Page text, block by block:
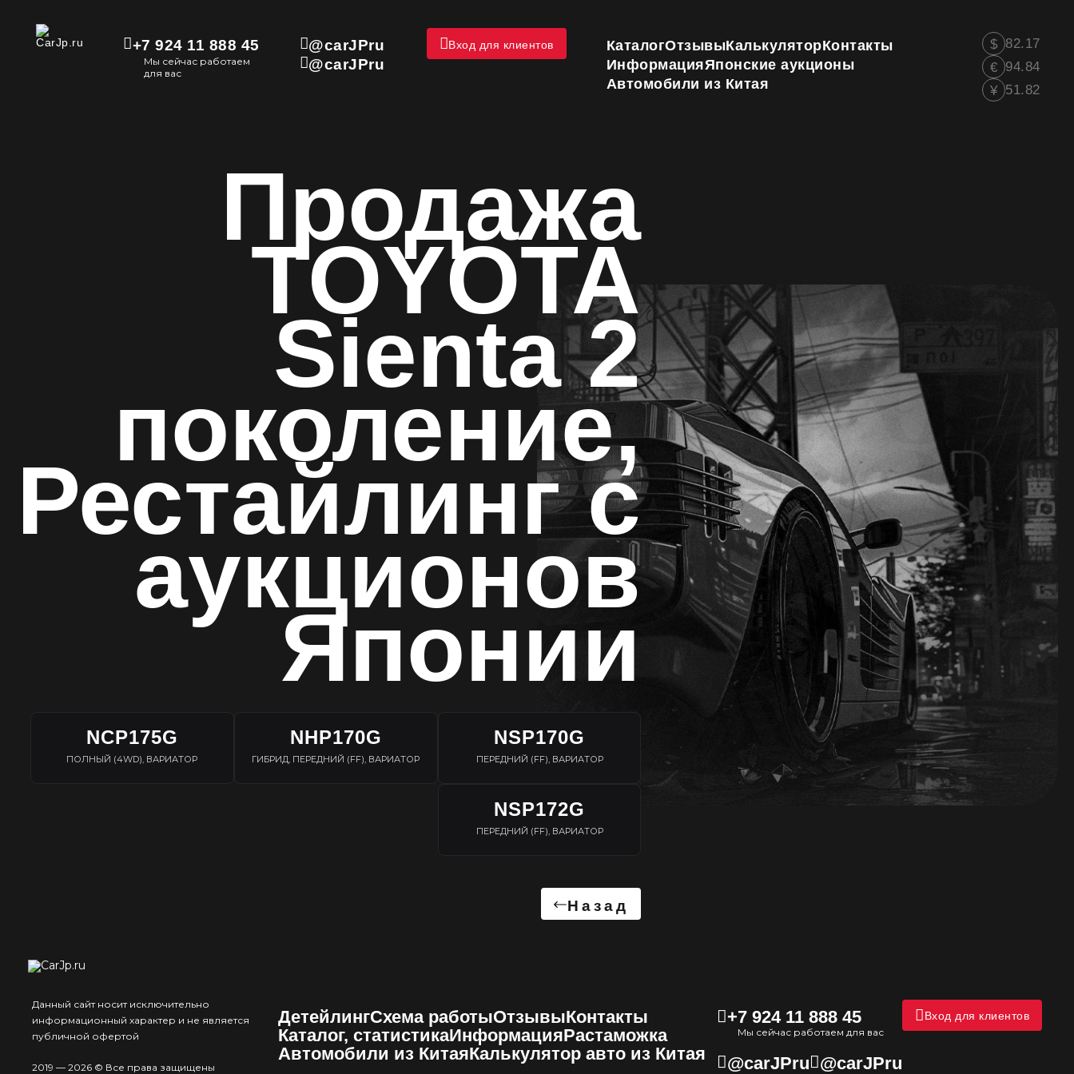
+7 924 11 888 45
Мы сейчас работаем
для вас
@carJPru
@carJPru
Вход для клиентов КаталогОтзывыКалькуляторКонтакты
ИнформацияЯпонские аукционы
Автомобили из Китая
$ 82.17
€ 94.84
¥ 51.82
Продажа
TOYOTA
Sienta 2
поколение,
Рестайлинг с
аукционов
Японии
NCP175G
ПОЛНЫЙ (4WD), ВАРИАТОР
NHP170G
ГИБРИД, ПЕРЕДНИЙ (FF), ВАРИАТОР
NSP170G
ПЕРЕДНИЙ (FF), ВАРИАТОР
NSP172G
ПЕРЕДНИЙ (FF), ВАРИАТОР
Назад
Данный сайт носит исключительно
информационный характер и не является
публичной офертой
2019 — 2026 © Все права защищены
ДетейлингСхема работыОтзывыКонтакты
Каталог, статистикаИнформацияРастаможка
Автомобили из КитаяКалькулятор авто из Китая
+7 924 11 888 45
Мы сейчас работаем для вас
@carJPru @carJPru
Вход для клиентов